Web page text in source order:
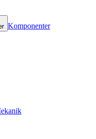
Komponenter